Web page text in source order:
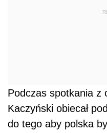
Podczas spotkania z
Kaczyński obiecał
do tego aby polska